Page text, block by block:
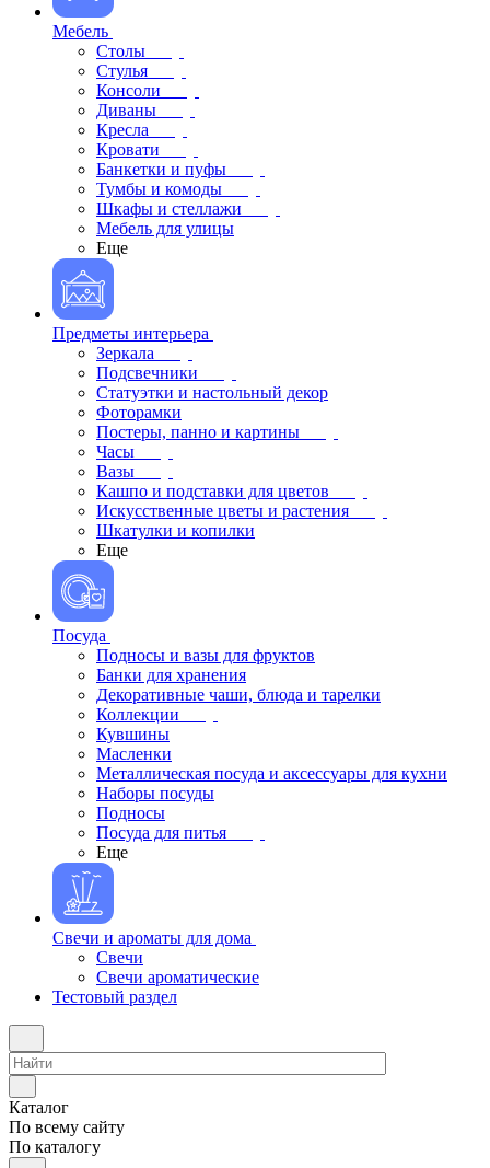
Мебель
Столы
Стулья
Консоли
Диваны
Кресла
Кровати
Банкетки и пуфы
Тумбы и комоды
Шкафы и стеллажи
Мебель для улицы
Еще
Предметы интерьера
Зеркала
Подсвечники
Статуэтки и настольный декор
Фоторамки
Постеры, панно и картины
Часы
Вазы
Кашпо и подставки для цветов
Искусственные цветы и растения
Шкатулки и копилки
Еще
Посуда
Подносы и вазы для фруктов
Банки для хранения
Декоративные чаши, блюда и тарелки
Коллекции
Кувшины
Масленки
Металлическая посуда и аксессуары для кухни
Наборы посуды
Подносы
Посуда для питья
Еще
Свечи и ароматы для дома
Свечи
Свечи ароматические
Тестовый раздел
Каталог
По всему сайту
По каталогу